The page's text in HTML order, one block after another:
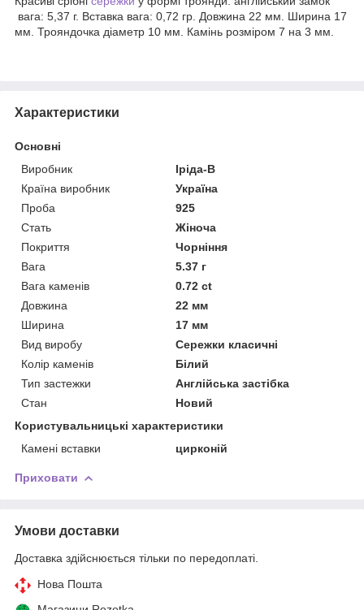
вага: 5,37 г. Вставка вага: 0,72 гр. Довжина 22 мм. Ширина 17
мм. Трояндочка діаметр 10 мм. Камінь розміром 7 на 3 мм.
Характеристики
Основні
Виробник
Іріда-В
Країна виробник
Україна
Проба
925
Стать
Жіноча
Покриття
Чорніння
Вага
5.37 г
Вага каменів
0.72 ct
Довжина
22 мм
Ширина
17 мм
Вид виробу
Сережки класичні
Колір каменів
Білий
Тип застежки
Англійська застібка
Стан
Новий
Користувальницькі характеристики
Камені вставки
цирконій
Приховати
Умови доставки
Доставка здійснюється тільки по передоплаті.
Нова Пошта